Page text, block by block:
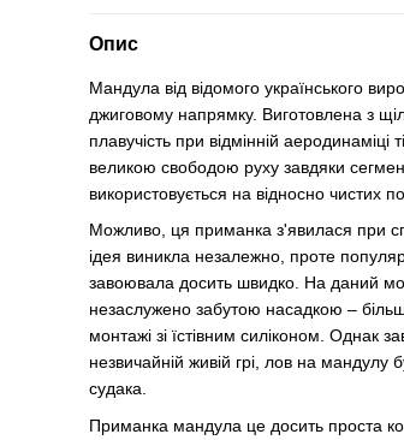
Опис
Мандула від відомого українського
джиговому напрямку. Виготовлена ​​з
плавучість при відмінній
великою свободою руху завдяки
використовується на відносно чистих
Можливо, ця приманка з'явилася при
ідея виникла незалежно, проте
завоювала досить швидко. На даний
незаслужено забутою насадкою –
монтажі зі їстівним силіконом. Однак
незвичайній живій грі, лов на
судака.
Приманка мандула це досить проста